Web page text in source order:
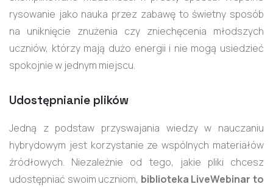
rysowanie jako nauka przez zabawę to świetny sposób
na uniknięcie znużenia czy zniechęcenia młodszych
uczniów, którzy mają dużo energii i nie mogą usiedzieć
spokojnie w jednym miejscu.
Udostępnianie plików
Jedną z podstaw przyswajania wiedzy w nauczaniu
hybrydowym jest korzystanie ze wspólnych materiałów
źródłowych. Niezależnie od tego, jakie pliki chcesz
udostępniać swoim uczniom, biblioteka LiveWebinar to